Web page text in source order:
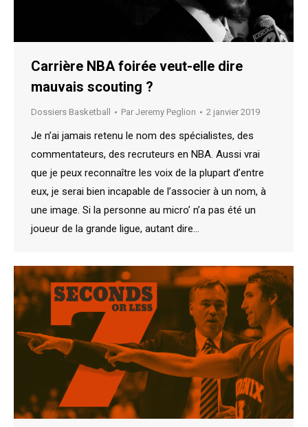
Carrière NBA foirée veut-elle dire
mauvais scouting ?
Dossiers Basketball Par Jeremy Peglion 2 janvier 2019
Je n’ai jamais retenu le nom des spécialistes, des
commentateurs, des recruteurs en NBA. Aussi vrai
que je peux reconnaître les voix de la plupart d’entre
eux, je serai bien incapable de l’associer à un nom, à
une image. Si la personne au micro’ n’a pas été un
joueur de la grande ligue, autant dire…